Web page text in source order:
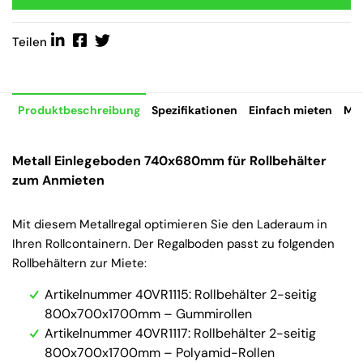
Teilen
Produktbeschreibung Spezifikationen Einfach mieten
Metall Einlegeboden 740x680mm für Rollbehälter
zum Anmieten
Mit diesem Metallregal optimieren Sie den Laderaum in
Ihren Rollcontainern. Der Regalboden passt zu folgenden
Rollbehältern zur Miete:
Artikelnummer 40VR1115: Rollbehälter 2-seitig
800x700x1700mm – Gummirollen
Artikelnummer 40VR1117: Rollbehälter 2-seitig
800x700x1700mm – Polyamid-Rollen